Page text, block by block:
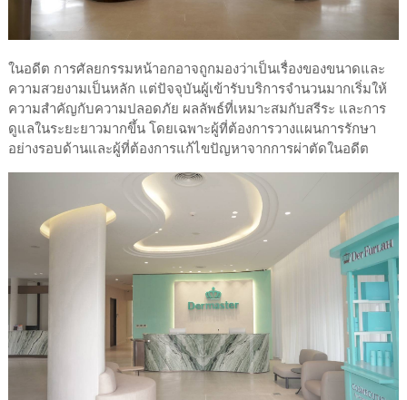
ในอดีต การศัลยกรรมหน้าอกอาจถูกมองว่าเป็นเรื่องของขนาดและ
ความสวยงามเป็นหลัก แต่ปัจจุบันผู้เข้ารับบริการจำนวนมากเริ่มให้
ความสำคัญกับความปลอดภัย ผลลัพธ์ที่เหมาะสมกับสรีระ และการ
ดูแลในระยะยาวมากขึ้น โดยเฉพาะผู้ที่ต้องการวางแผนการรักษา
อย่างรอบด้านและผู้ที่ต้องการแก้ไขปัญหาจากการผ่าตัดในอดีต